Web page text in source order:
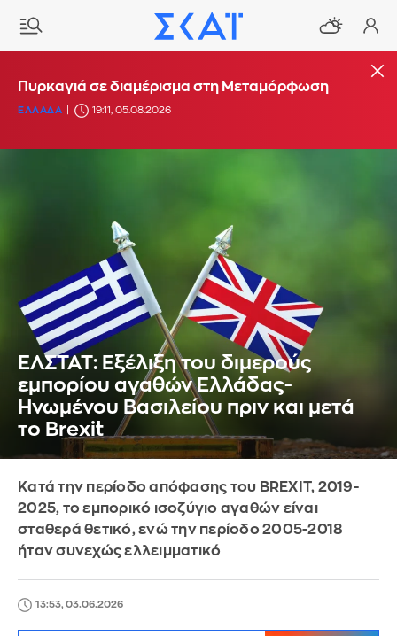
Πυρκαγιά σε διαμέρισμα στη Μεταμόρφωση
ΕΛΛΑΔΑ 19:11, 05.08.2026
ΕΛΣΤΑΤ: Εξέλιξη του διμερούς
εμπορίου αγαθών Ελλάδας-
Ηνωμένου Βασιλείου πριν και μετά
το Brexit
Κατά την περίοδο απόφασης του BREXIT, 2019-
2025, το εμπορικό ισοζύγιο αγαθών είναι
σταθερά θετικό, ενώ την περίοδο 2005-2018
ήταν συνεχώς ελλειμματικό
13:53, 03.06.2026